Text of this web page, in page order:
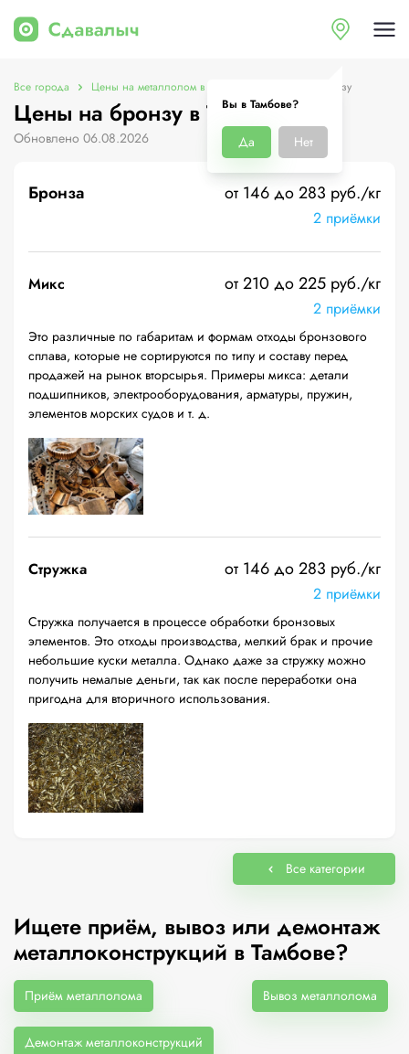
Вы в Тамбове?
Да Нет
Все города Цены на металлолом в Тамбове Цены на бронзу
Цены на бронзу в Тамбове
Обновлено 06.08.2026
Бронза от 146 до 283 руб./кг
2 приёмки
Микс от 210 до 225 руб./кг
2 приёмки
Это различные по габаритам и формам отходы бронзового
сплава, которые не сортируются по типу и составу перед
продажей на рынок вторсырья. Примеры микса: детали
подшипников, электрооборудования, арматуры, пружин,
элементов морских судов и т. д.
Стружка от 146 до 283 руб./кг
2 приёмки
Стружка получается в процессе обработки бронзовых
элементов. Это отходы производства, мелкий брак и прочие
небольшие куски металла. Однако даже за стружку можно
получить немалые деньги, так как после переработки она
пригодна для вторичного использования.
Все категории
Ищете приём, вывоз или демонтаж
металлоконструкций в Тамбове?
Приём металлолома Вывоз металлолома
Демонтаж металлоконструкций